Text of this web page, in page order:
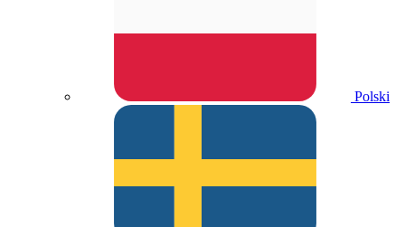
Polski